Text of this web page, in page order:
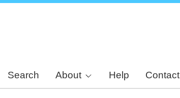
Search About Help Contact